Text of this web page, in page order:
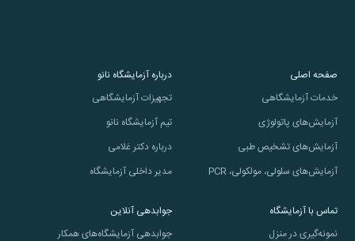
صفحه اصلی
خدمات آزمایشگاهی
آزمایش‌های پاتولوژی
آزمایش‌های تشخیص طبی
آزمایش‌های سلولی، مولکولی، PCR
درباره آزمایشگاه نانو
تجهیزات آزمایشگاهی
تیم آزمایشگاه نانو
درباره دکتر غلامی
مدیر داخلی آزمایشگاه
تماس با آزمایشگاه
نمونه‌گیری در منزل
جوابدهی آنلاین
جوابدهی آزمایشگاه‌های همکار